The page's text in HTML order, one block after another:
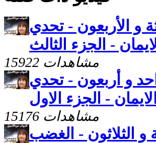
و الأربعون - تحدي
- الجزء الثالث
15922 مشاهدات
و أربعون - تحدي
الايمان - الجزء الاول
15176 مشاهدات
و الثلاثون - الغضب